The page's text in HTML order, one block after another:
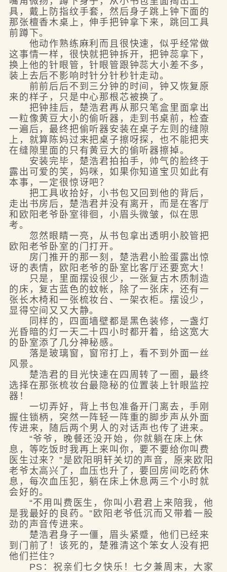
具，戴上防指纹手套，然后身子跳上钟下面的
那张檀香木桌上，伸手把钟拿下来，跳回工具
前蹲下。
他动作熟练麻利而且很快速，似乎经常做
这事情一样，很快就把钟拆开，把钟蕊拿下，
换上他的针眼管，针眼管跟钟蕊大小差不多，
装上去后不影响时针分针秒针走动。
前前后后不到三分钟的时间，钟又恢复原
来的样子，只是中心那根芯被换了。
把钟挂后，楚浩君再从那只笔盒里面拿出
一粒像黄豆大小的偷听器，走到书桌前，检查
一遍后，最终把偷听器安装在桌子左则的缝隙
上，就算陈妈过来把桌子擦呀探，也不能把夹
在缝隙里面的只有黄豆大的偷听器擦掉。
安装完毕，楚浩君拍拍手，帅气的脸终于
露出可爱的笑，妈咪，如果你知道宝贝如此有
本事，一定很惊讶吧？
把工具收拾好，小书包又回到他的背后，
走出书房后，楚浩君并没有离开，而是在客厅
和欧阳老爷卧室徘徊，小眉头微皱，似在思
考。
忽然眼睛一亮，从书包拿出透明小胶管把
欧阳老爷卧室的门打开。
房门推开的那一刻，楚浩君小脸蛋露出惊
讶的表情，欧阳老爷的卧室比客厅还要宽大！
只是，里面摆设很少，一张复古木质制造
的床，复古蓝色的蚊帐，除了一张床，还有一
张长木椅和一张梳妆台、一架衣柜。摆设少，
显得空间又又大静。
同样的，四面墙壁都是黑色装修，一盏灯
光昏暗的灯一天二十四小时都开着，给这宽大
的卧室添了几分神秘感。
落是玻璃窗，窗帘打上，看不到外面一丝
风景。
楚浩君的目光快速在四周转了一圈，最终
选择在那张梳妆台最隐秘的位置装上针眼监控
器！
一切弄好，背上书包准备开门离去，手刚
握住锁柄，突然一阵轻一阵重的脚步声从外面
传进来，随后两个男人的对话声也传了进来。
“爷爷，晚餐还没开始，你就躺在床上休
息，等吃饭时我再上来叫你，要不要给你叫费
医生过来？”是欧阳明轩关切的声音，原来欧阳
老爷太高兴了，血压也升了，要回房间吃药休
息，每次血压犯，躺在床上休息两三个小时就
会好的。
“不用叫费医生，你叫小君君上来陪我，他
是我最好的良药。”欧阳老爷低沉而又带着一股
劲的声音传进来。
楚浩君身子一僵，眉头紧蹙，他们已经来
到门前了！该死的，楚雅清这个笨女人没有把
他们拦住?
PS：祝亲们七夕快乐！七夕兼周末，大家